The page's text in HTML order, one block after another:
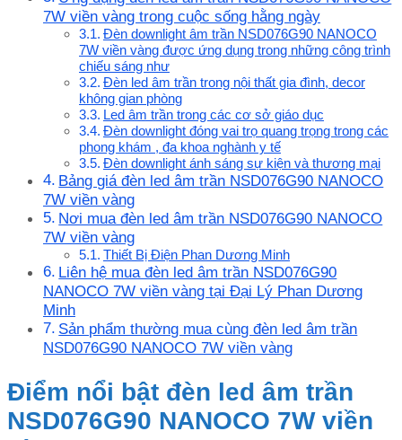
7W viền vàng trong cuộc sống hằng ngày
Đèn downlight âm trần NSD076G90 NANOCO
7W viền vàng được ứng dụng trong những công trình
chiếu sáng như
Đèn led âm trần trong nội thất gia đình, decor
không gian phòng
Led âm trần trong các cơ sở giáo dục
Đèn downlight đóng vai trọ quang trọng trong các
phong khám , đa khoa nghành y tế
Đèn downlight ánh sáng sự kiện và thương mại
Bảng giá đèn led âm trần NSD076G90 NANOCO
7W viền vàng
Nơi mua đèn led âm trần NSD076G90 NANOCO
7W viền vàng
Thiết Bị Điện Phan Dương Minh
Liên hệ mua đèn led âm trần NSD076G90
NANOCO 7W viền vàng tại Đại Lý Phan Dương
Minh
Sản phẩm thường mua cùng đèn led âm trần
NSD076G90 NANOCO 7W viền vàng
Điểm nổi bật đèn led âm trần
NSD076G90 NANOCO 7W viền